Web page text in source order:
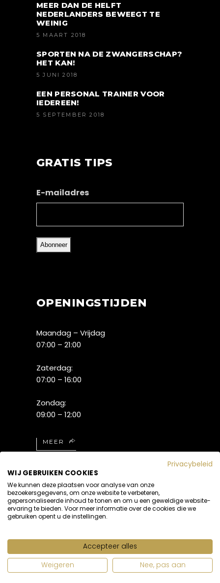
MEER DAN DE HELFT
NEDERLANDERS BEWEEGT TE
WEINIG
5 MAART 2018
SPORTEN NA DE ZWANGERSCHAP?
HET KAN!
5 JUNI 2018
EEN PERSONAL TRAINER VOOR
IEDEREEN!
5 SEPTEMBER 2018
GRATIS TIPS
E-mailadres
OPENINGSTIJDEN
Maandag – Vrijdag
07:00 – 21:00
Zaterdag:
07:00 – 16:00
Zondag:
09:00 – 12:00
MEER
Realisatie:ATsites
Privacybeleid
WIJ GEBRUIKEN COOKIES
We kunnen deze plaatsen voor analyse van onze
bezoekersgegevens, om onze website te verbeteren,
gepersonaliseerde inhoud te tonen en om u een geweldige website-
ervaring te bieden. Voor meer informatie over de cookies die we
gebruiken opent u de instellingen.
Accepteer alles
Weigeren
Nee, pas aan